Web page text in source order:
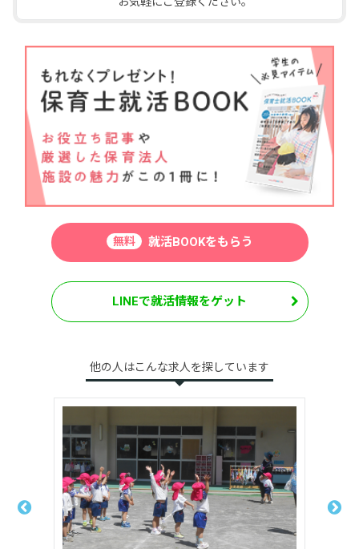
無料 就活BOOKをもらう
LINEで就活情報をゲット
他の人はこんな求人を探しています